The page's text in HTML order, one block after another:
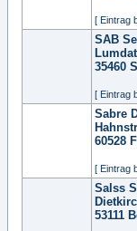
[ Eintrag
SAB
35460
[ Eintrag
Sabre
60528
[ Eintrag
Salss
53111